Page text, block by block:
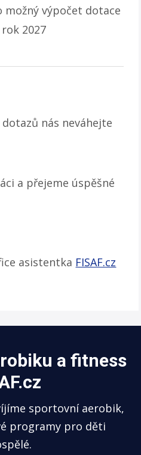
výpočet dotace
2027
nás neváhejte
a přejeme úspěšné
asistentka FISAF.cz
a fitness
sportovní aerobik,
programy pro děti